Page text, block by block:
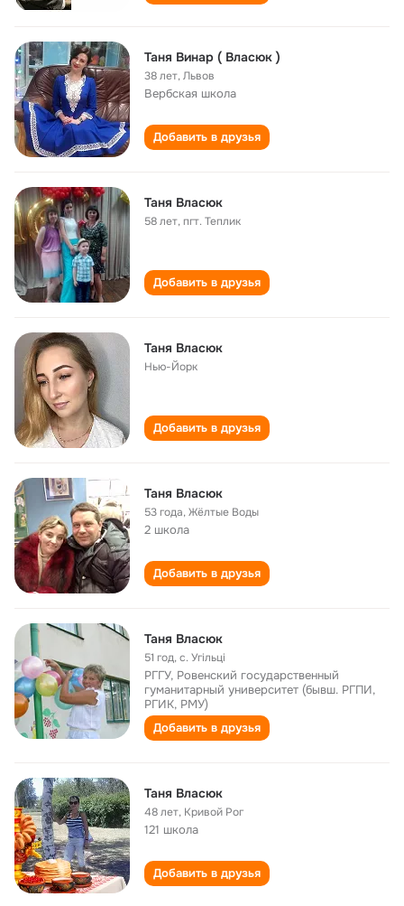
Таня Винар ( Власюк )
38 лет,Львов
Вербская школа
Добавить в друзья
Таня Власюк
58 лет,пгт. Теплик
Добавить в друзья
Таня Власюк
Нью-Йорк
Добавить в друзья
Таня Власюк
53 года,Жёлтые Воды
2 школа
Добавить в друзья
Таня Власюк
51 год,с. Угільці
РГГУ, Ровенский государственный
гуманитарный университет (бывш. РГПИ,
РГИК, РМУ)
Добавить в друзья
Таня Власюк
48 лет, Кривой Рог
121 школа
Добавить в друзья